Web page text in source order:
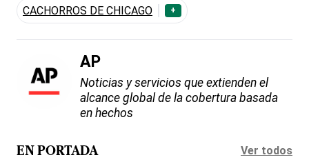
CACHORROS DE CHICAGO +
AP
Noticias y servicios que extienden el
alcance global de la cobertura basada
en hechos
EN PORTADA Ver todos